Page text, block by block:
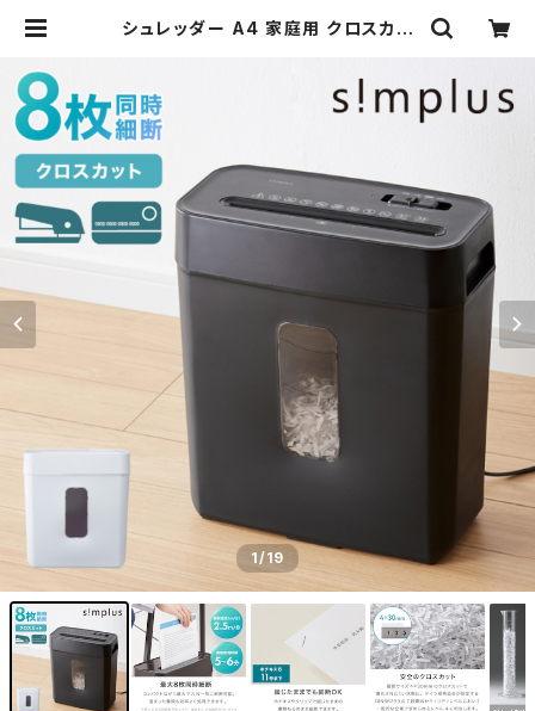
シュレッダー A4 家庭用 クロスカッ
細断 事務 テレワーク パーソナルシュ
レッダー 5枚細断 simplus シンプラ
ス SP-SRD01 | simplus シンプラ
1/19